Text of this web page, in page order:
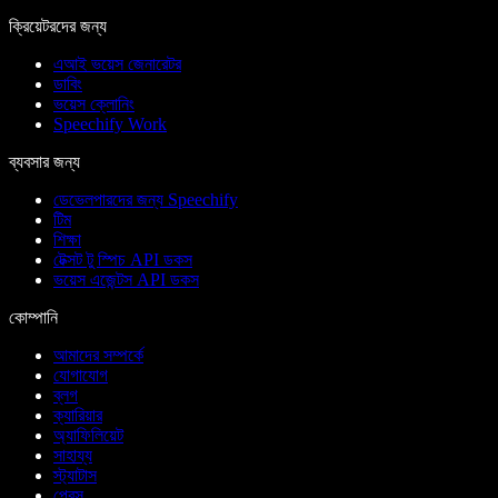
ক্রিয়েটরদের জন্য
এআই ভয়েস জেনারেটর
ডাবিং
ভয়েস ক্লোনিং
Speechify Work
ব্যবসার জন্য
ডেভেলপারদের জন্য Speechify
টিম
শিক্ষা
টেক্সট টু স্পিচ API ডকস
ভয়েস এজেন্টস API ডকস
কোম্পানি
আমাদের সম্পর্কে
যোগাযোগ
ব্লগ
ক্যারিয়ার
অ্যাফিলিয়েট
সাহায্য
স্ট্যাটাস